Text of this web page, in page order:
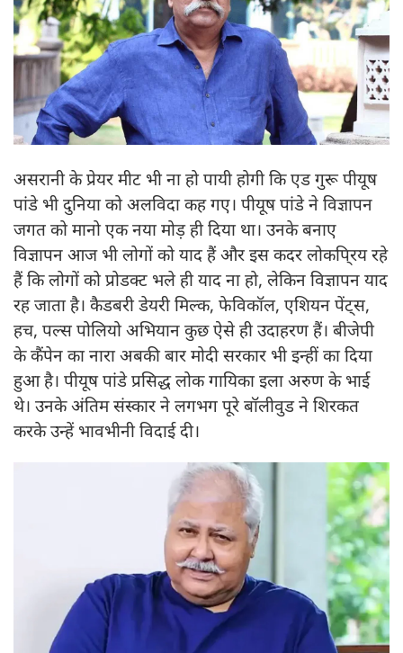
असरानी के प्रेयर मीट भी ना हो पायी होगी कि एड गुरू पीयूष
पांडे भी दुनिया को अलविदा कह गए। पीयूष पांडे ने विज्ञापन
जगत को मानो एक नया मोड़ ही दिया था। उनके बनाए
विज्ञापन आज भी लोगों को याद हैं और इस कदर लोकपि्रय रहे
हैं कि लोगों को प्रोडक्ट भले ही याद ना हो, लेकिन विज्ञापन याद
रह जाता है। कैडबरी डेयरी मिल्क, फेविकॉल, एशियन पेंट्स,
हच, पल्स पोलियो अभियान कुछ ऐसे ही उदाहरण हैं। बीजेपी
के कैंपेन का नारा अबकी बार मोदी सरकार भी इन्हीं का दिया
हुआ है। पीयूष पांडे प्रसिद्ध लोक गायिका इला अरुण के भाई
थे। उनके अंतिम संस्कार ने लगभग पूरे बॉलीवुड ने शिरकत
करके उन्हें भावभीनी विदाई दी।